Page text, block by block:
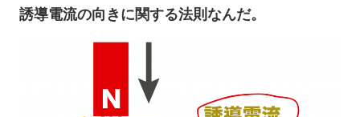
誘導電流の向きに関する法則なんだ。